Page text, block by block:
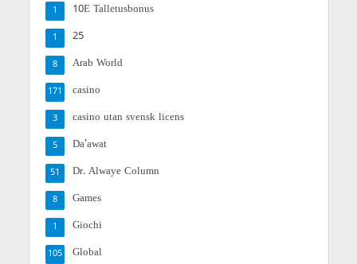
10E Talletusbonus
1
25
1
Arab World
8
casino
171
casino utan svensk licens
3
Da'awat
5
Dr. Alwaye Column
51
Games
8
Giochi
1
Global
105